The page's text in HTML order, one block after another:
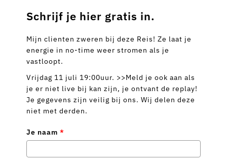
Schrijf je hier gratis in.
Mijn clienten zweren bij deze Reis! Ze laat je
energie in no-time weer stromen als je
vastloopt.
Vrijdag 11 juli 19:00uur. >>Meld je ook aan als
je er niet live bij kan zijn, je ontvant de replay!
Je gegevens zijn veilig bij ons. Wij delen deze
niet met derden.
Je naam *